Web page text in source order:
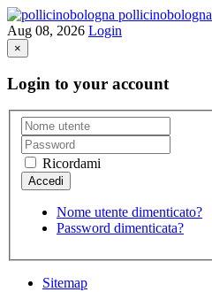
pollicinobologna
Aug 08, 2026 Login
×
Login to your account
Ricordami
Nome utente dimenticato?
Password dimenticata?
Sitemap